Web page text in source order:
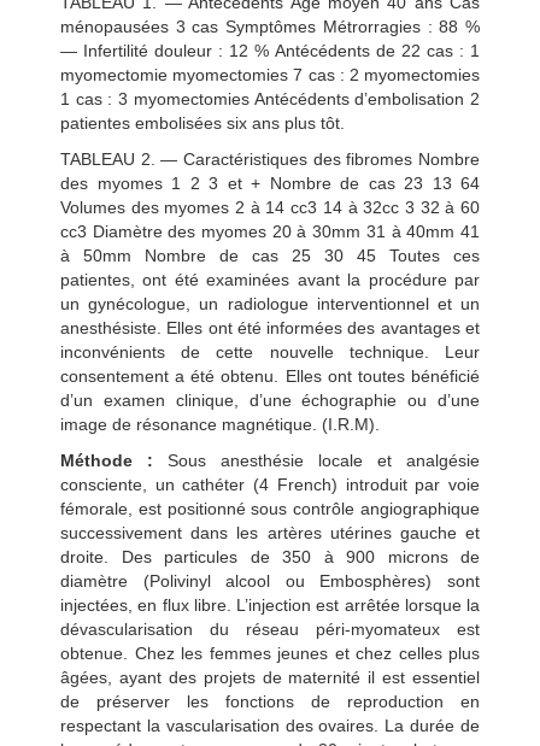
ménopausées 3 cas Symptômes Métrorragies : 88 %
— Infertilité douleur : 12 % Antécédents de 22 cas : 1
myomectomie myomectomies 7 cas : 2 myomectomies
1 cas : 3 myomectomies Antécédents d’embolisation 2
patientes embolisées six ans plus tôt.
TABLEAU 2. — Caractéristiques des fibromes Nombre
des myomes 1 2 3 et + Nombre de cas 23 13 64
Volumes des myomes 2 à 14 cc3 14 à 32cc 3 32 à 60
cc3 Diamètre des myomes 20 à 30mm 31 à 40mm 41
à 50mm Nombre de cas 25 30 45 Toutes ces
patientes, ont été examinées avant la procédure par
un gynécologue, un radiologue interventionnel et un
anesthésiste. Elles ont été informées des avantages et
inconvénients de cette nouvelle technique. Leur
consentement a été obtenu. Elles ont toutes bénéficié
d’un examen clinique, d’une échographie ou d’une
image de résonance magnétique. (I.R.M).
Méthode : Sous anesthésie locale et analgésie
consciente, un cathéter (4 French) introduit par voie
fémorale, est positionné sous contrôle angiographique
successivement dans les artères utérines gauche et
droite. Des particules de 350 à 900 microns de
diamètre (Polivinyl alcool ou Embosphères) sont
injectées, en flux libre. L’injection est arrêtée lorsque la
dévascularisation du réseau péri-myomateux est
obtenue. Chez les femmes jeunes et chez celles plus
âgées, ayant des projets de maternité il est essentiel
de préserver les fonctions de reproduction en
respectant la vascularisation des ovaires. La durée de